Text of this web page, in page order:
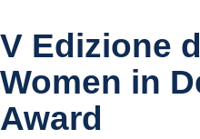
V Edizione
Women in
Award